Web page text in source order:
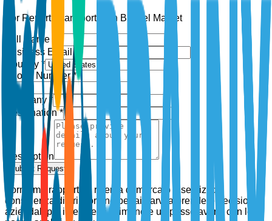
For Report: Transportation Biofuel Market
Full Name *
Business Email *
Country *
Phone Number *
Company *
Designation *
Description
Submit Request
Forniamo rapporti di ricerca di mercato e servizi di
consulenza di prim'ordine per aiutarvi a prendere decisioni
aziendali più intelligenti. Rimanete un passo avanti con le